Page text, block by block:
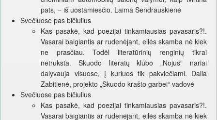
pats, – iš uostamiesčio. Laima Sendrauskienė
Svečiuose pas bičiulius
Kas pasakė, kad poezijai tinkamiausias pavasaris?!.
Vasarai baigiantis ar rudenėjant, eilės skamba nė kiek
ne prasčiau. Todėl literatūrinių renginių tikrai
netrūksta. Skuodo literatų klubo „Nojus“ nariai
dalyvauja visuose, į kuriuos tik pakviečiami. Dalia
Zabitienė, projekto „Skuodo krašto garbei“ vadovė
Svečiuose pas bičiulius
Kas pasakė, kad poezijai tinkamiausias pavasaris?!.
Vasarai baigiantis ar rudenėjant, eilės skamba nė kiek